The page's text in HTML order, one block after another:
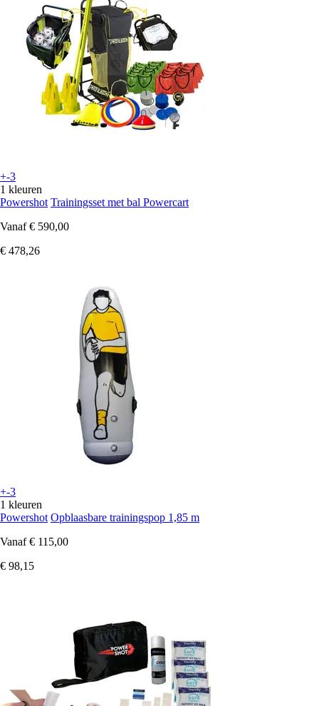
+-3
1 kleuren
Powershot Trainingsset met bal Powercart
Vanaf € 590,00
€ 478,26
+-3
1 kleuren
Powershot Opblaasbare trainingspop 1,85 m
Vanaf € 115,00
€ 98,15